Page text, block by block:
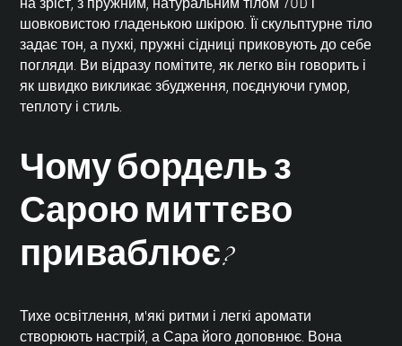
шовковистою гладенькою шкірою. Її скульптурне тіло
задає тон, а пухкі, пружні сідниці приковують до себе
погляди. Ви відразу помітите, як легко він говорить і
як швидко викликає збудження, поєднуючи гумор,
теплоту і стиль.
Чому бордель з
Сарою миттєво
приваблює?
Тихе освітлення, м'які ритми і легкі аромати
створюють настрій, аСара його доповнює. Вона